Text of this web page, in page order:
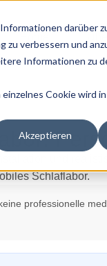
darüber
verbessern und
Informationen zu
Cookie wird
Akzeptieren
professionelle